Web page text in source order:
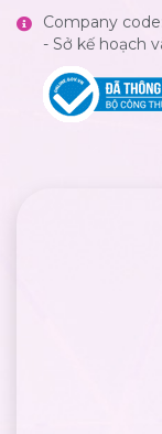
Company
- Sở kế hoạch